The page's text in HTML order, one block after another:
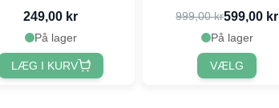
249,00 kr
På lager
LÆG I KURV
999,00 kr599,00 kr
På lager
VÆLG